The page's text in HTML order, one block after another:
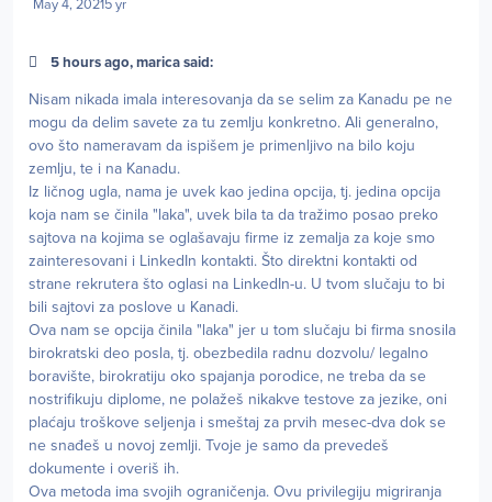
May 4, 20215 yr
5 hours ago, marica said:
Nisam nikada imala interesovanja da se selim za Kanadu pe ne
mogu da delim savete za tu zemlju konkretno. Ali generalno,
ovo što nameravam da ispišem je primenljivo na bilo koju
zemlju, te i na Kanadu.
Iz ličnog ugla, nama je uvek kao jedina opcija, tj. jedina opcija
koja nam se činila "laka", uvek bila ta da tražimo posao preko
sajtova na kojima se oglašavaju firme iz zemalja za koje smo
zainteresovani i LinkedIn kontakti. Što direktni kontakti od
strane rekrutera što oglasi na LinkedIn-u. U tvom slučaju to bi
bili sajtovi za poslove u Kanadi.
Ova nam se opcija činila "laka" jer u tom slučaju bi firma snosila
birokratski deo posla, tj. obezbedila radnu dozvolu/ legalno
boravište, birokratiju oko spajanja porodice, ne treba da se
nostrifikuju diplome, ne polažeš nikakve testove za jezike, oni
plaćaju troškove seljenja i smeštaj za prvih mesec-dva dok se
ne snađeš u novoj zemlji. Tvoje je samo da prevedeš
dokumente i overiš ih.
Ova metoda ima svojih ograničenja. Ovu privilegiju migriranja